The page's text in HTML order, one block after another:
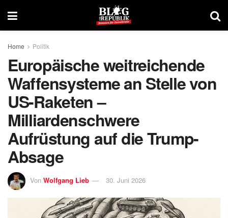
Home Politik
Europäische weitreichende
Waffensysteme an Stelle von
US-Raketen –
Milliardenschwere
Aufrüstung auf die Trump-
Absage
Von Wolfgang Lieb 30. Juni 2026